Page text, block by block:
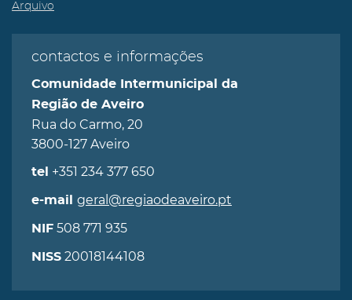
Arquivo
contactos e informações
Comunidade Intermunicipal da
Região de Aveiro
Rua do Carmo, 20
3800-127 Aveiro
tel +351 234 377 650
e-mail geral@regiaodeaveiro.pt
NIF 508 771 935
NISS 20018144108